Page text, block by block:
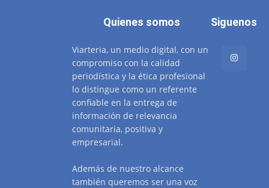
Quienes somos
Viarteria, un medio digital, con un
compromiso con la calidad
periodística y la ética profesional
lo distingue como un referente
confiable en la entrega de
información de relevancia
comunitaria, positiva y
empresarial.
Además de nuestro alcance
también queremos ser una voz
Siguenos